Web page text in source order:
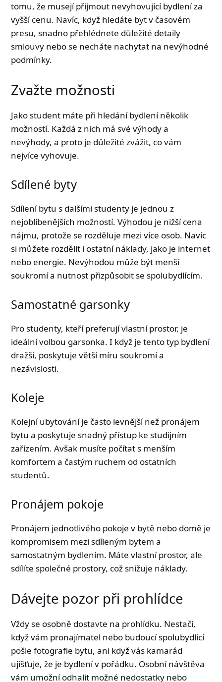
tomu, že musejí přijmout nevyhovující bydlení za
vyšší cenu. Navíc, když hledáte byt v časovém
presu, snadno přehlédnete důležité detaily
smlouvy nebo se necháte nachytat na nevýhodné
podmínky.
Zvažte možnosti
Jako student máte při hledání bydlení několik
možností. Každá z nich má své výhody a
nevýhody, a proto je důležité zvážit, co vám
nejvíce vyhovuje.
Sdílené byty
Sdílení bytu s dalšími studenty je jednou z
nejoblíbenějších možností. Výhodou je nižší cena
nájmu, protože se rozděluje mezi více osob. Navíc
si můžete rozdělit i ostatní náklady, jako je internet
nebo energie. Nevýhodou může být menší
soukromí a nutnost přizpůsobit se spolubydlícím.
Samostatné garsonky
Pro studenty, kteří preferují vlastní prostor, je
ideální volbou garsonka. I když je tento typ bydlení
dražší, poskytuje větší míru soukromí a
nezávislosti.
Koleje
Kolejní ubytování je často levnější než pronájem
bytu a poskytuje snadný přístup ke studijním
zařízením. Avšak musíte počítat s menším
komfortem a častým ruchem od ostatních
studentů.
Pronájem pokoje
Pronájem jednotlivého pokoje v bytě nebo domě je
kompromisem mezi sdíleným bytem a
samostatným bydlením. Máte vlastní prostor, ale
sdílíte společné prostory, což snižuje náklady.
Dávejte pozor při prohlídce
Vždy se osobně dostavte na prohlídku. Nestačí,
když vám pronajímatel nebo budoucí spolubydlící
pošle fotografie bytu, ani když vás kamarád
ujišťuje, že je bydlení v pořádku. Osobní návštěva
vám umožní odhalit možné nedostatky nebo